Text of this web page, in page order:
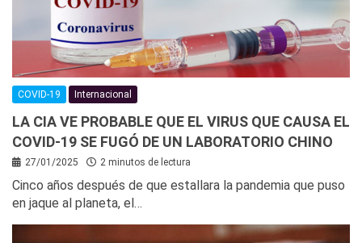
COVID-19 Internacional
LA CIA VE PROBABLE QUE EL VIRUS QUE CAUSA EL
COVID-19 SE FUGÓ DE UN LABORATORIO CHINO
27/01/2025 2 minutos de lectura
Cinco años después de que estallara la pandemia que puso
en jaque al planeta, el…